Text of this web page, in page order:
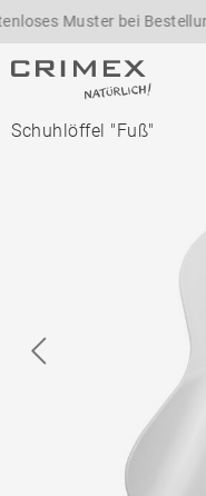
Muster bei Bestellung
Schuhlöffel "Fuß"